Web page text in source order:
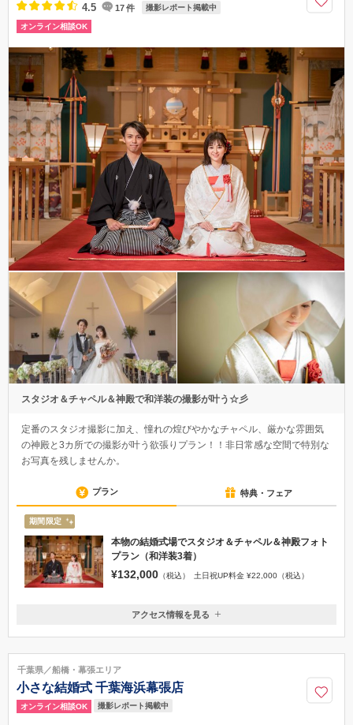
4.5 17件 撮影レポート掲載中
オンライン相談OK
スタジオ＆チャペル＆神殿で和洋装の撮影が叶う☆彡
定番のスタジオ撮影に加え、憧れの煌びやかなチャペル、厳かな雰囲気
の神殿と3カ所での撮影が叶う欲張りプラン！！非日常感な空間で特別な
お写真を残しませんか。
プラン 特典・フェア
期間限定
本物の結婚式場でスタジオ＆チャペル＆神殿フォト
プラン（和洋装3着）
¥132,000 （税込） 土日祝UP料金 ¥22,000（税込）
福岡県福岡市中央区天神3-4-3大隈ビル8F
歩6分
050-1702-1371
アクセス情報を見る
千葉県／船橋・幕張エリア
小さな結婚式 千葉海浜幕張店
オンライン相談OK 撮影レポート掲載中